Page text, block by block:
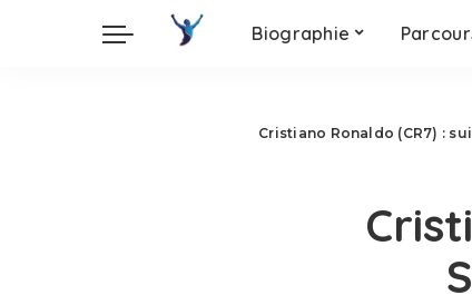
Biographie
Cristiano Ronaldo (CR7) :